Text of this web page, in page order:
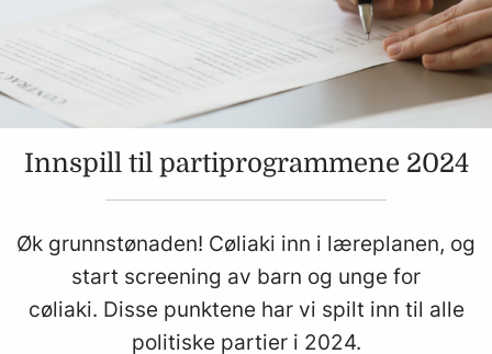
Innspill til partiprogrammene 2024
Øk grunnstønaden! Cøliaki inn i læreplanen, og
start screening av barn og unge for
cøliaki. Disse punktene har vi spilt inn til alle
politiske partier i 2024.